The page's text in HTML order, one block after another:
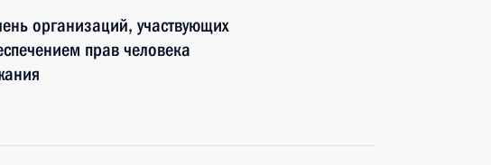
организаций, участвующих
прав человека